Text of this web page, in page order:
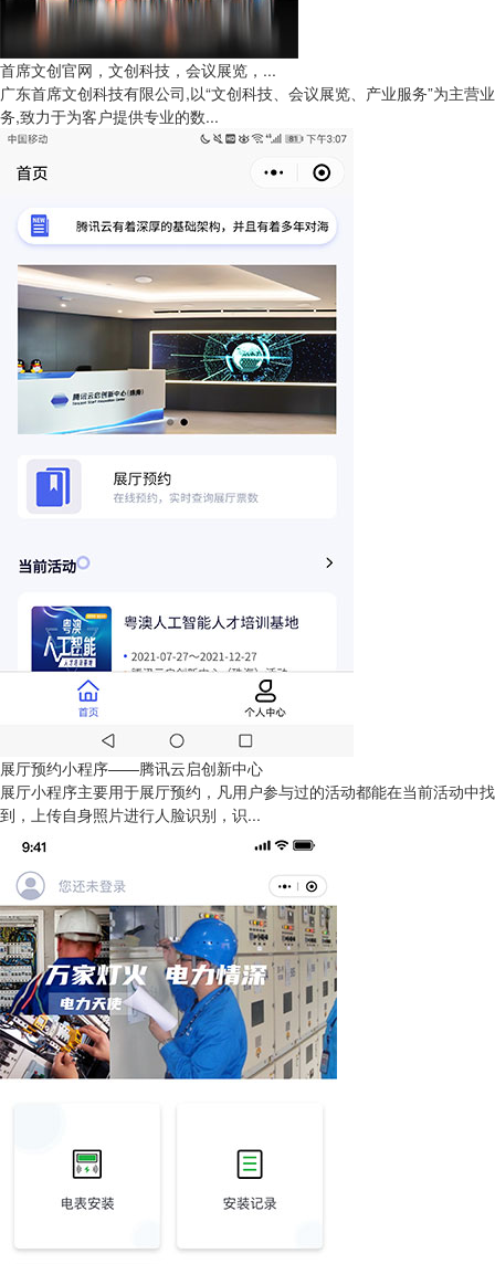
首席文创官网，文创科技，会议展览，...
广东首席文创科技有限公司,以“文创科技、会议展览、产业服务”为主营业
务,致力于为客户提供专业的数...
展厅预约小程序——腾讯云启创新中心
展厅小程序主要用于展厅预约，凡用户参与过的活动都能在当前活动中找
到，上传自身照片进行人脸识别，识...